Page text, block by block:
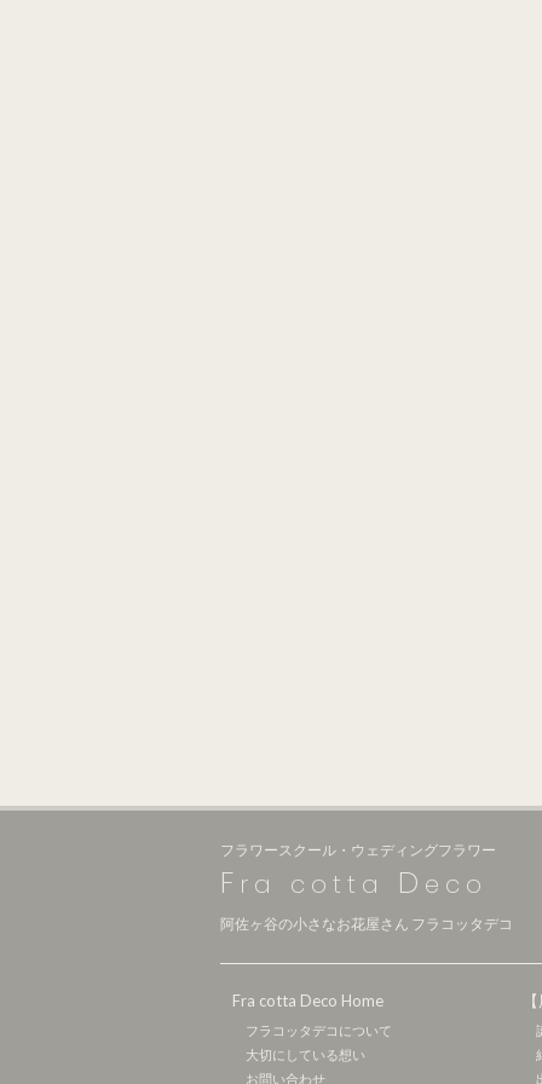
フラワースクール・ウェディングフラワー
F ra cotta D eco
阿佐ヶ谷の小さなお花屋さん フラコッタデコ
Fra cotta Deco Home
フラコッタデコについて
大切にしている想い
お問い合わせ